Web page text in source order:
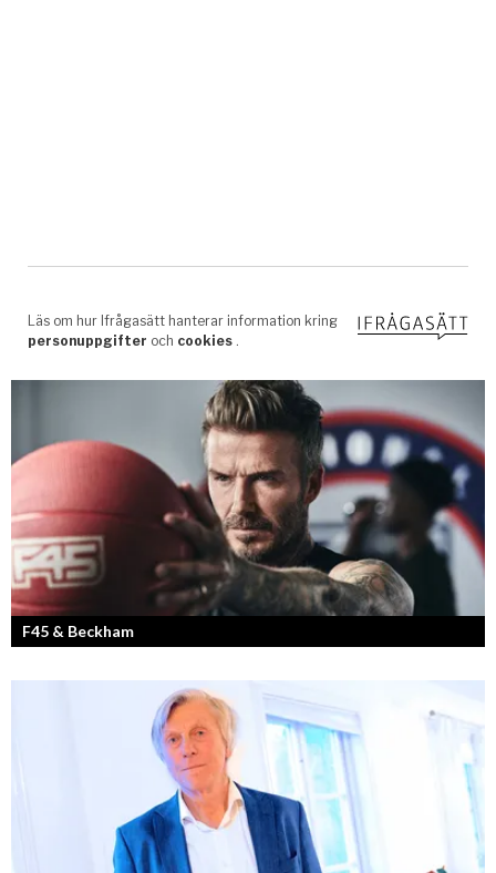
F45 & Beckham
F45 Training med partners som bland annat Mark Wahlberg och
David Beckham i spetsen har nått stora framgångar med sina